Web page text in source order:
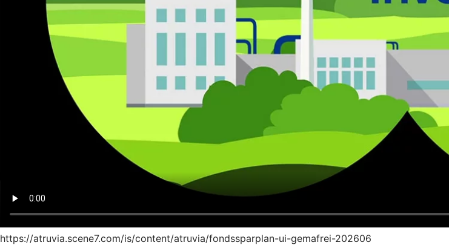
https://atruvia.scene7.com/is/content/atruvia/fondssparplan-ui-gemafrei-202606